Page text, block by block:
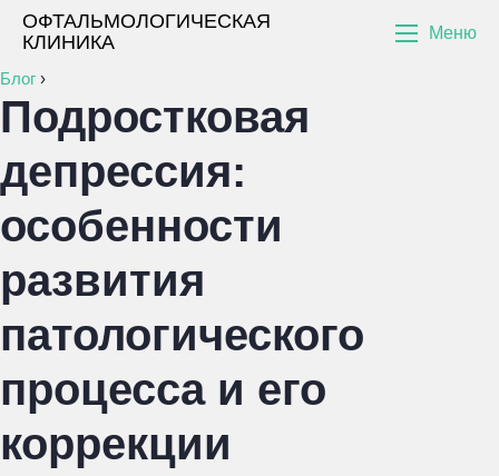
ОФТАЛЬМОЛОГИЧЕСКАЯ
КЛИНИКА
Меню
Блог ›
Подростковая
депрессия:
особенности
развития
патологического
процесса и его
коррекции